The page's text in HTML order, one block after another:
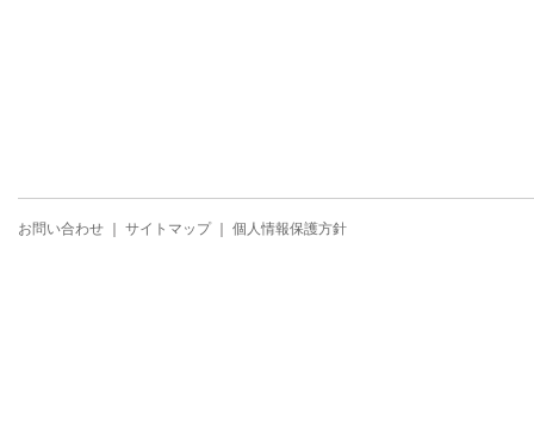
お問い合わせ サイトマップ｜ 個人情報保護方針